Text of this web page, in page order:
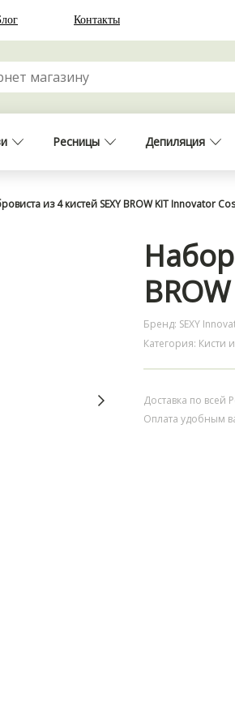
из 4 кистей SEXY BROW KIT Innovator
Бренд: SEXY
Категория: Кисти
Доставка по всей
Оплата удобным
Контакты
Ресницы Депиляция